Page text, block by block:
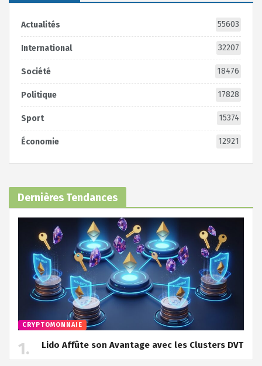
Actualités 55603
International 32207
Société 18476
Politique 17828
Sport 15374
Économie 12921
Dernières Tendances
CRYPTOMONNAIE
Lido Affûte son Avantage avec les Clusters DVT